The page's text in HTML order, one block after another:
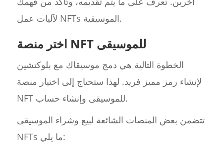
لآليات عمل NFTs الموسيقية.
اختر منصة NFT للموسيقى
الخطوة التالية هي دمج موسيقاك مع بلوكتشين
لإنشاء رمز مميز فريد. لهذا ستحتاج إلى اختيار منصة
NFT للموسيقى وإنشاء حساب.
تتضمن بعض المنصات الشائعة لبيع وشراء الموسيقى
NFTs ما يلي: